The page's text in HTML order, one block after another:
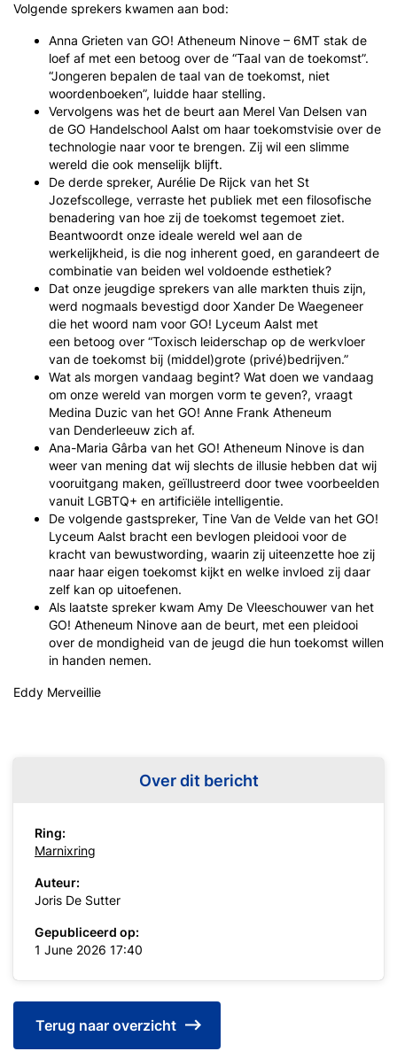
Volgende sprekers kwamen aan bod:
Anna Grieten van GO! Atheneum Ninove – 6MT stak de
loef af met een betoog over de “Taal van de toekomst”.
“Jongeren bepalen de taal van de toekomst, niet
woordenboeken”, luidde haar stelling.
Vervolgens was het de beurt aan Merel Van Delsen van
de GO Handelschool Aalst om haar toekomstvisie over de
technologie naar voor te brengen. Zij wil een slimme
wereld die ook menselijk blijft.
De derde spreker, Aurélie De Rijck van het St
Jozefscollege, verraste het publiek met een filosofische
benadering van hoe zij de toekomst tegemoet ziet.
Beantwoordt onze ideale wereld wel aan de
werkelijkheid, is die nog inherent goed, en garandeert de
combinatie van beiden wel voldoende esthetiek?
Dat onze jeugdige sprekers van alle markten thuis zijn,
werd nogmaals bevestigd door Xander De Waegeneer
die het woord nam voor GO! Lyceum Aalst met
een betoog over “Toxisch leiderschap op de werkvloer
van de toekomst bij (middel)grote (privé)bedrijven.”
Wat als morgen vandaag begint? Wat doen we vandaag
om onze wereld van morgen vorm te geven?, vraagt
Medina Duzic van het GO! Anne Frank Atheneum
van Denderleeuw zich af.
Ana-Maria Gârba van het GO! Atheneum Ninove is dan
weer van mening dat wij slechts de illusie hebben dat wij
vooruitgang maken, geïllustreerd door twee voorbeelden
vanuit LGBTQ+ en artificiële intelligentie.
De volgende gastspreker, Tine Van de Velde van het GO!
Lyceum Aalst bracht een bevlogen pleidooi voor de
kracht van bewustwording, waarin zij uiteenzette hoe zij
naar haar eigen toekomst kijkt en welke invloed zij daar
zelf kan op uitoefenen.
Als laatste spreker kwam Amy De Vleeschouwer van het
GO! Atheneum Ninove aan de beurt, met een pleidooi
over de mondigheid van de jeugd die hun toekomst willen
in handen nemen.
Eddy Merveillie
Over dit bericht
Ring:
Marnixring
Auteur:
Joris De Sutter
Gepubliceerd op:
1 June 2026 17:40
Terug naar overzicht